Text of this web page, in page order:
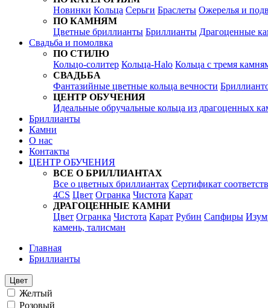
Новинки Кольца Серьги Браслеты Ожерелья и
ПО КАМНЯМ
Цветные бриллианты Бриллианты Драгоценные
Свадьба и помолвка
ПО СТИЛЮ
Кольцо-солитер Кольца-Halo Кольца c тремя
СВАДЬБА
Фантазийные цветные кольца вечности
ЦЕНТР ОБУЧЕНИЯ
Идеальные обручальные кольца из драгоценных
Бриллианты
Камни
О нас
Контакты
ЦЕНТР ОБУЧЕНИЯ
ВСЕ О БРИЛЛИАНТАХ
Все о цветных бриллиантах Сертификат
4CS Цвет Огранка Чистота Карат
ДРАГОЦЕННЫЕ КАМНИ
Цвет Огранка Чистота Карат Рубин Сапфиры
камень, талисман
Главная
Бриллианты
Цвет
Желтый
Розовый